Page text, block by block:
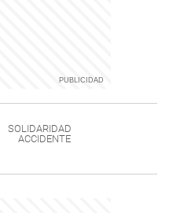
SOLIDARIDAD
ACCIDENTE